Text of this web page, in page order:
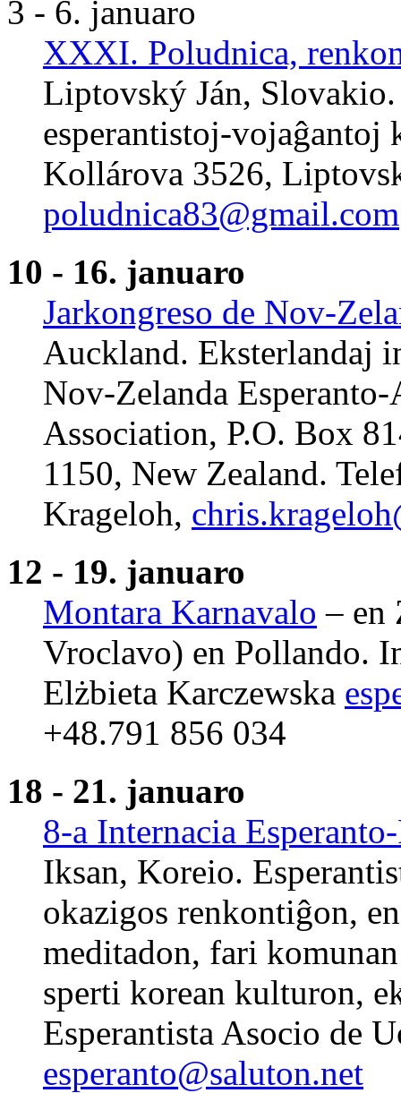
3 - 6. januaro
XXXI. Poludnica,
Liptovský Ján,
esperantistoj-vojaĝantoj
Kollárova 3526,
poludnica83@gmail.com
10 - 16. januaro
Jarkongreso de Nov-
Auckland. Eksterlandaj
Nov-Zelanda
Association, P.O. Box
1150, New Zealand.
Krageloh,
12 - 19. januaro
Montara Karnavalo – en
Vroclavo) en Pollando.
Elżbieta Karczewska
+48.791 856 034
18 - 21. januaro
8-a Internacia
Iksan, Koreio.
okazigos renkontiĝon,
meditadon, fari
sperti korean kulturon,
Esperantista Asocio de
esperanto@saluton.net